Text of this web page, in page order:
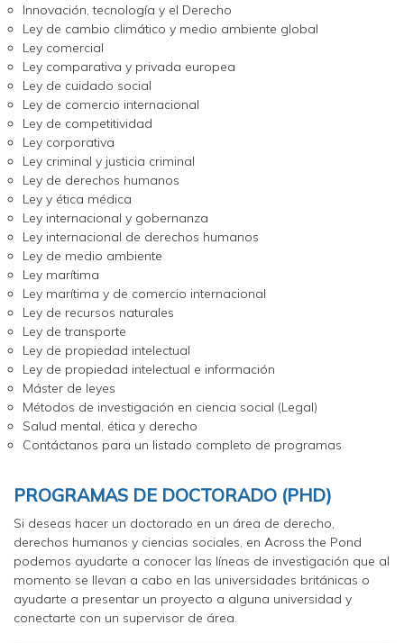
Innovación, tecnología y el Derecho
Ley de cambio climático y medio ambiente global
Ley comercial
Ley comparativa y privada europea
Ley de cuidado social
Ley de comercio internacional
Ley de competitividad
Ley corporativa
Ley criminal y justicia criminal
Ley de derechos humanos
Ley y ética médica
Ley internacional y gobernanza
Ley internacional de derechos humanos
Ley de medio ambiente
Ley marítima
Ley marítima y de comercio internacional
Ley de recursos naturales
Ley de transporte
Ley de propiedad intelectual
Ley de propiedad intelectual e información
Máster de leyes
Métodos de investigación en ciencia social (Legal)
Salud mental, ética y derecho
Contáctanos para un listado completo de programas
PROGRAMAS DE DOCTORADO (PHD)
Si deseas hacer un doctorado en un área de derecho,
derechos humanos y ciencias sociales, en Across the Pond
podemos ayudarte a conocer las líneas de investigación que al
momento se llevan a cabo en las universidades británicas o
ayudarte a presentar un proyecto a alguna universidad y
conectarte con un supervisor de área.